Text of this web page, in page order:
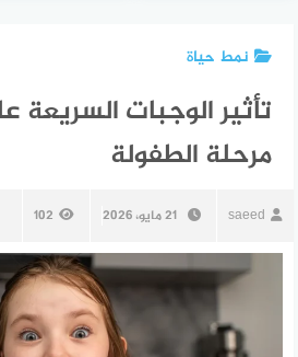
نمط حياة
تأثير الوجبات السريعة
مرحلة الطفولة
saeed 21 مايو، 2026 102